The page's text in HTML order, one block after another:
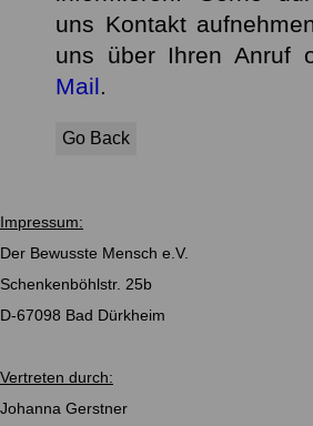
uns Kontakt
uns über Ihren Anruf
Mail.
Go Back
Impressum:
Der Bewusste Mensch e.V.
Schenkenböhlstr. 25b
D-67098 Bad Dürkheim
Vertreten durch:
Johanna Gerstner